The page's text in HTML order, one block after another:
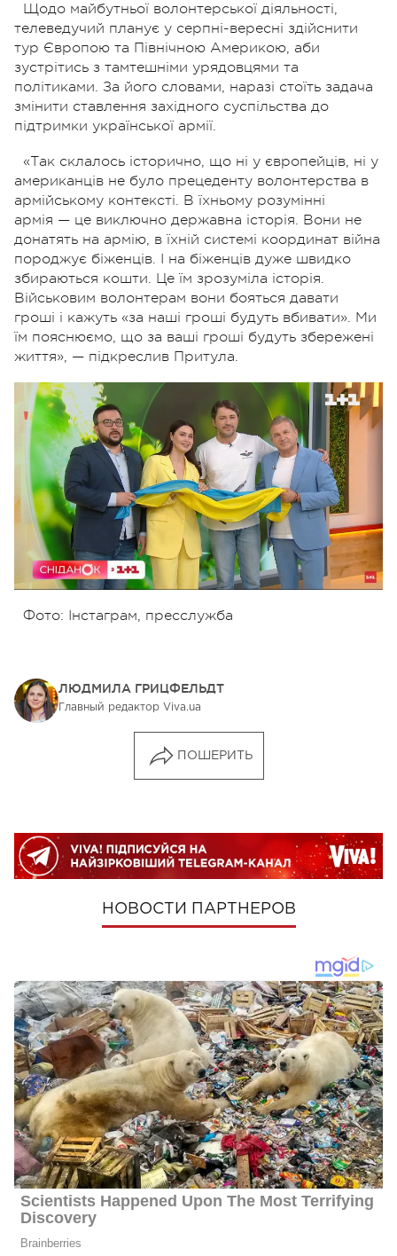
Щодо майбутньої волонтерської діяльності,
телеведучий планує у серпні-вересні здійснити
тур Європою та Північною Америкою, аби
зустрітись з тамтешніми урядовцями та
політиками. За його словами, наразі стоїть задача
змінити ставлення західного суспільства до
підтримки української армії.
«Так склалось історично, що ні у європейців, ні у
американців не було прецеденту волонтерства в
армійському контексті. В їхньому розумінні
армія — це виключно державна історія. Вони не
донатять на армію, в їхній системі координат війна
породжує біженців. І на біженців дуже швидко
збираються кошти. Це їм зрозуміла історія.
Військовим волонтерам вони бояться давати
гроші і кажуть «за наші гроші будуть вбивати». Ми
їм пояснюємо, що за ваші гроші будуть збережені
життя», — підкреслив Притула.
Фото: Інстаграм, пресслужба
ЛЮДМИЛА ГРИЦФЕЛЬДТ
Главный редактор Viva.ua
ПОШЕРИТЬ
НОВОСТИ ПАРТНЕРОВ